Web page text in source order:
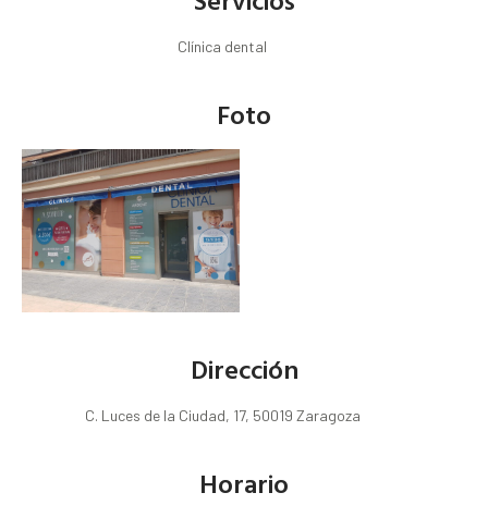
Clínica dental
Foto
Dirección
C. Luces de la Ciudad, 17, 50019 Zaragoza
Horario